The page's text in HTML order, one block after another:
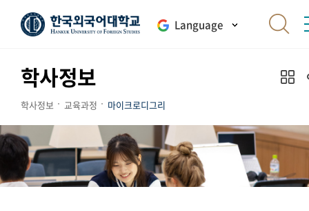
Language
학사정보
학사정보 교육과정 마이크로디그리